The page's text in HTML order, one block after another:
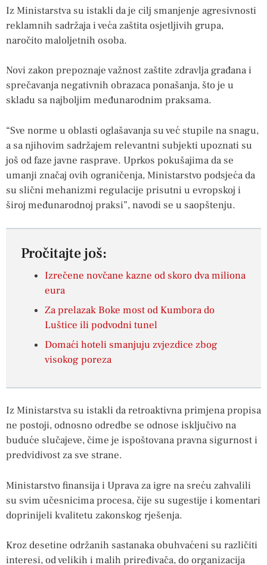
Iz Ministarstva su istakli da je cilj smanjenje agresivnosti
reklamnih sadržaja i veća zaštita osjetljivih grupa,
naročito maloljetnih osoba.
Novi zakon prepoznaje važnost zaštite zdravlja građana i
sprečavanja negativnih obrazaca ponašanja, što je u
skladu sa najboljim međunarodnim praksama.
“Sve norme u oblasti oglašavanja su već stupile na snagu,
a sa njihovim sadržajem relevantni subjekti upoznati su
još od faze javne rasprave. Uprkos pokušajima da se
umanji značaj ovih ograničenja, Ministarstvo podsjeća da
su slični mehanizmi regulacije prisutni u evropskoj i
široj međunarodnoj praksi”, navodi se u saopštenju.
Pročitajte još:
Izrečene novčane kazne od skoro dva miliona
eura
Za prelazak Boke most od Kumbora do
Luštice ili podvodni tunel
Domaći hoteli smanjuju zvjezdice zbog
visokog poreza
Iz Ministarstva su istakli da retroaktivna primjena propisa
ne postoji, odnosno odredbe se odnose isključivo na
buduće slučajeve, čime je ispoštovana pravna sigurnost i
predvidivost za sve strane.
Ministarstvo finansija i Uprava za igre na sreću zahvalili
su svim učesnicima procesa, čije su sugestije i komentari
doprinijeli kvalitetu zakonskog rješenja.
Kroz desetine održanih sastanaka obuhvaćeni su različiti
interesi, od velikih i malih priređivača, do organizacija